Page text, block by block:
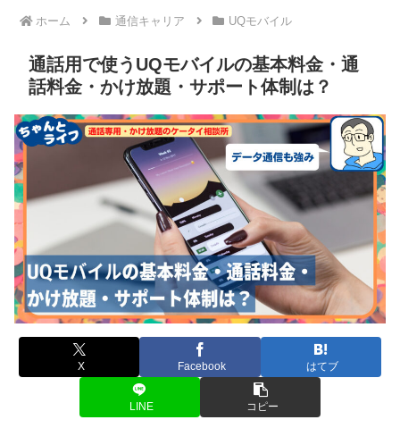
ホーム 通信キャリア UQモバイル
通話用で使うUQモバイルの基本料金・通
話料金・かけ放題・サポート体制は？
X Facebook はてブ
LINE コピー